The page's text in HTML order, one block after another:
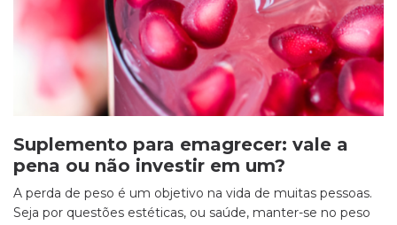
Suplemento para emagrecer: vale a
pena ou não investir em um?
A perda de peso é um objetivo na vida de muitas pessoas.
Seja por questões estéticas, ou saúde, manter-se no peso